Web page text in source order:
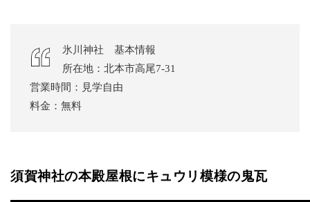
氷川神社 基本情報
所在地：北本市高尾7-31
営業時間：見学自由
料金：無料
須賀神社の本殿屋根にキュウリ模様の鬼瓦